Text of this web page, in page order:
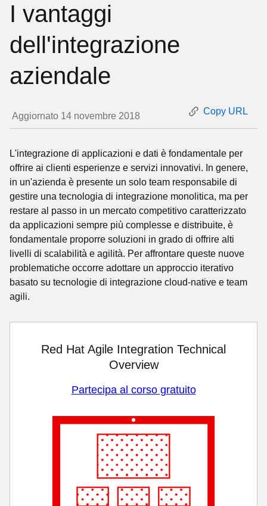
I vantaggi
dell'integrazione
aziendale
Aggiornato 14 novembre 2018 Copy URL
L'integrazione di applicazioni e dati è fondamentale per
offrire ai clienti esperienze e servizi innovativi. In genere,
in un'azienda è presente un solo team responsabile di
gestire una tecnologia di integrazione monolitica, ma per
restare al passo in un mercato competitivo caratterizzato
da applicazioni sempre più complesse e distribuite, è
fondamentale proporre soluzioni in grado di offrire alti
livelli di scalabilità e agilità. Per affrontare queste nuove
problematiche occorre adottare un approccio iterativo
basato su tecnologie di integrazione cloud-native e team
agili.
Red Hat Agile Integration Technical
Overview
Partecipa al corso gratuito